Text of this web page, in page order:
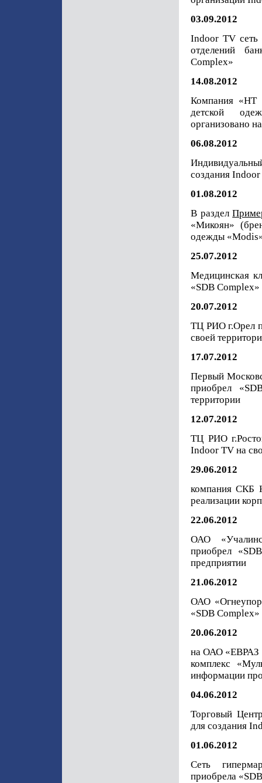
03.09.2012
Indoor TV сеть
отделений
Complex»
14.08.2012
Компания «НТ
детской
организовано
06.08.2012
создания
01.08.2012
В раздел
«Микоян»
одежды
25.07.2012
Медицинская
«SDB
20.07.2012
ТЦ РИО г.Орел
своей
17.07.2012
Первый
приобрел
территории
12.07.2012
ТЦ РИО
Indoor TV на
29.06.2012
компания СКБ
реализации
22.06.2012
ОАО
приобрел
предприятии
21.06.2012
ОАО
«SDB Complex»
20.06.2012
на ОАО «ЕВРАЗ
комплекс
информации
04.06.2012
Торговый
для создания
01.06.2012
Сеть
приобрела